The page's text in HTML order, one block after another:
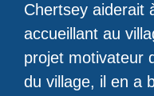
Chertsey aiderait
accueillant au
projet motivateur
du village, il en a